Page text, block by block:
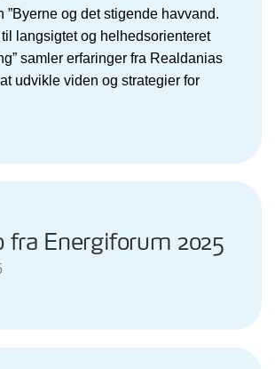
”Byerne og det stigende havvand.
langsigtet og helhedsorienteret
samler erfaringer fra Realdanias
udvikle viden og strategier for
fra Energiforum 2025